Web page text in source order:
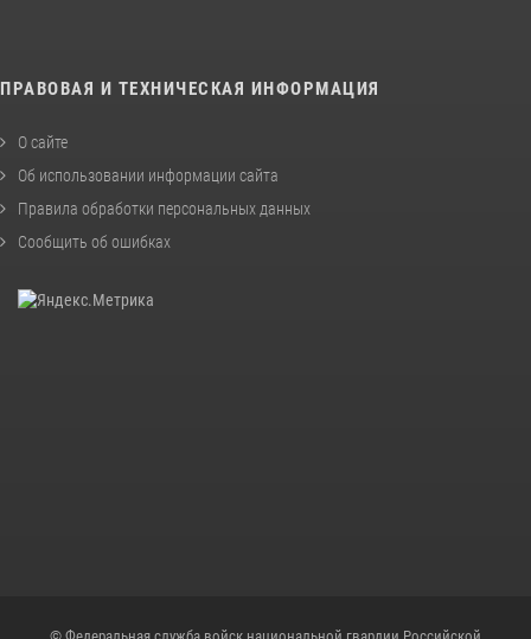
ПРАВОВАЯ И ТЕХНИЧЕСКАЯ ИНФОРМАЦИЯ
О сайте
Об использовании информации сайта
Правила обработки персональных данных
Сообщить об ошибках